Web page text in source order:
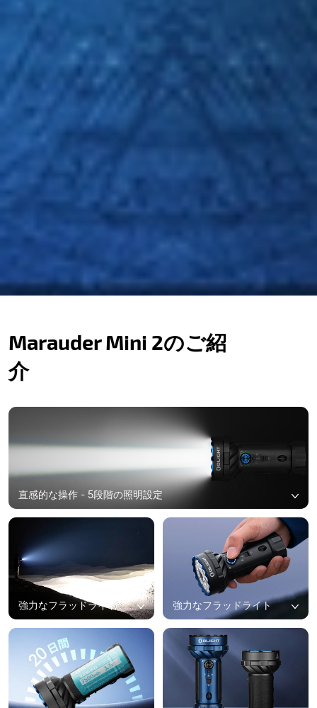
Marauder Mini 2のご紹
介
直感的な操作 - 5段階の照明設定
強力なフラッドライト 強力なフラッドライト